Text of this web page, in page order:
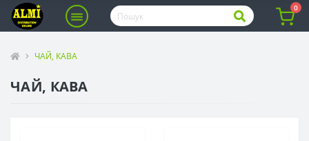
0
ЧАЙ, КАВА
ЧАЙ, КАВА